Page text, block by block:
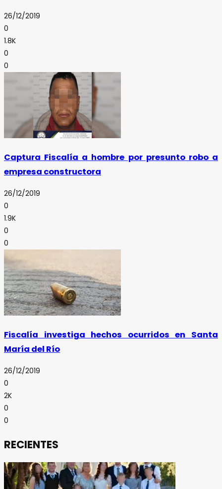
26/12/2019
0
1.8K
0
0
Captura Fiscalía a hombre por presunto robo a
empresa constructora
26/12/2019
0
1.9K
0
0
Fiscalía investiga hechos ocurridos en Santa
María del Río
26/12/2019
0
2K
0
0
RECIENTES